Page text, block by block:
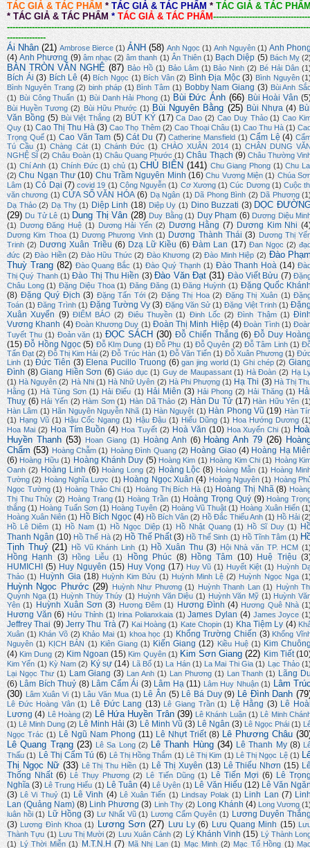
TÁC GIẢ & TÁC PHẨM * TÁC GIẢ & TÁC PHẨM * TÁC GIẢ & TÁC
* TÁC GIẢ & TÁC PHẨM * TÁC GIẢ & TÁC PHẨM-----------------------------------
--------------
Ái Nhân (21) Ambrose Bierce (1) ẢNH (58) Anh Ngọc (1) Anh Nguyên (1) Anh
(4) Anh Phương (9) âm nhạc (2) âm thanh (1) Ân Thiên (1) Bạch Diệp (5) Bách Mỵ
BÀN TRÒN VĂN NGHỆ (87) Bảo Hồ (1) Bảo Lâm (1) Bảo Ninh (2) Bé Hải Dân
Bích Ái (3) Bích Lê (4) Bích Ngọc (1) Bích Vân (2) Bình Địa Mộc (3) Bình Nguyên
Bình Nguyên Trang (2) binh pháp (1) Bình Tâm (1) Bobby Nam Giang (3) Bùi Anh
(1) Bùi Công Thuấn (1) Bùi Danh Hải Phong (1) Bùi Đức Ánh (66) Bùi Hoài Vân
Bùi Huyền Tương (2) Bùi Hữu Phước (1) Bùi Nguyên Bằng (25) Bùi Nhựa (4)
Văn Bồng (5) Bùi Việt Thắng (2) BÚT KÝ (17) Ca Dao (2) Cao Duy Thảo (1) Cao
Quy (1) Cao Thị Thu Hà (3) Cao Thọ Thêm (2) Cao Thoại Châu (1) Cao Thu Hà (1)
Trọng Quế (1) Cao Văn Tam (5) Cát Du (7) Catherine Mansfield (1) Cẩm Lệ (4)
Tú Cầu (1) Chàng Cát (1) Chánh Đức (1) CHÀO XUÂN 2014 (1) CHÂN DUNG
NGHỆ SĨ (2) Châu Đoàn (1) Châu Quang Phước (1) Châu Thạch (9) Châu Thường
(1) Chí Anh (1) Chính Đức (1) chủ (1) CHỦ BIÊN (141) Chu Giang Phong (1) Chu
(2) Chu Ngạn Thư (10) Chu Trầm Nguyên Minh (16) Chu Vương Miện (1) Chúa
Lâm (1) Cỏ Dại (7) covid 19 (1) Công Nguyễn (1) Cơ Xương (1) Cúc Dương (1) Cuộc
văn chương (1) CỬA SỔ VĂN HÓA (6) Dạ Ngân (1) Dã Phong Bình (2) Dã Phương
Dạ Thảo (2) Dạ Thy (1) Diệp Linh (18) Diệp Uy (1) Dino Buzzati (3) DỌC
(29) Du Tử Lê (1) Dung Thị Vân (28) Duy Bằng (1) Duy Phạm (6) Dương Diệu
(1)
Dương Đăng Huệ (1) Dương Hải Yến (2) Dương Hằng (7) Dương Kim Nhi
Dương Kim Thoa (1) Dương Phương Vinh (1) Dương Thành Thái (3) Dương Thị
Trinh (2) Dương Xuân Triều (6) Dzạ Lữ Kiều (6) Đàm Lan (17) Đan Ngọc (2)
đức (2) Đào Hiền (2) Đào Hữu Thức (2) Đào Khương (2) Đào Minh Hiệp (2) Đào
Thuỳ Trang (82) Đào Quang Bắc (1) Đào Quý Thạnh (1) Đào Thanh Hoà (14)
Thị Quý Thanh (1) Đào Thị Thu Hiền (3) Đào Văn Đạt (31) Đào Viết Bửu (7)
Châu Long (1) Đặng Diệu Thoa (1) Đăng Đăng (1) Đăng Huỳnh (1) Đặng Quốc
(8) Đặng Quý Địch (3) Đặng Tấn Tới (2) Đặng Thị Hoa (2) Đặng Thị Xuân (1)
Toán (1) Đăng Trình (1) Đặng Tường Vy (3) Đặng Văn Sử (1) Đặng Việt Trinh (1)
Xuân Xuyến (9) ĐIỂM BÁO (2) Điêu Thuyền (1) Đinh Lốc (2) Đình Thậm (1)
Vương Khanh (4) Đoàn Khương Duy (1) Đoàn Thị Minh Hiệp (4) Đoàn Tình (1)
Tuyết Thu (1) Đoản văn (1) ĐỌC SÁCH (30) Đỗ Chiến Thắng (6) Đỗ Duy
(15) Đỗ Hồng Ngọc (5) Đỗ KIm Dung (1) Đỗ Phu (1) Đỗ Quyên (2) Đỗ Tâm Linh (1)
Tấn Đạt (2) Đỗ Thị Kim Hải (2) Đỗ Trúc Hàn (1) Đỗ Văn Tiến (1) Đỗ Xuân Phương (1)
Linh (1) Đức Tiên (3) Elena Pucillo Truong (6) gan jing world (1) Ghi chép (2)
Đình (8) Giang Hiền Sơn (6) Giáo dục (1) Guy de Maupassant (1) Hà Đoàn (2) Hạ
(1) Hà Nguyên (2) Hà Nhi (1) Hà Nhữ Uyên (2) Hà Phi Phượng (1) Hạ Thi (3) Hà Thị
Hằng (1) Hà Tùng Sơn (1) Hải Điểu (1) Hải Miên (3) Hải Phong (2) Hải Thăng (1)
Thuỵ (6) Hải Yến (2) Hàm Sơn (1) Hàn Dã Thảo (2) Hàn Du Tử (17) Hàn Hữu Yên
Hàn Lâm (1) Hãn Nguyên Nguyễn Nhã (1) Hàn Nguyệt (1) Hàn Phong Vũ (19) Hàn
(1) Hạng Vũ (1) Hậu Cốc Ngang (1) Hậu Đậu (1) Hiếu Dũng (1) Hoa Hướng Dương
Hoa Mai (2) Hoa Tím Buồn (4) Hoa Tuyết (2) Hoà Văn (10) Hoa Xuyến Chi (1)
Huyền Thanh (53) Hoan Giang (1) Hoàng Anh (6) Hoàng Anh 79 (26)
Chẩm (53) Hoàng Chẫm (1) Hoàng Đình Quang (2) Hoàng Giao (4) Hoàng Hạ
(6) Hoàng Hữu (1) Hoàng Khánh Duy (5) Hoàng Kim (1) Hoàng Kim Chi (1) Hoàng
Oanh (2) Hoàng Linh (6) Hoàng Long (2) Hoàng Lộc (8) Hoàng Mẫn (1) Hoàng
Tường (2) Hoàng Nghĩa Lược (1) Hoàng Ngọc Xuân (4) Hoàng Nguyên (1) Hoàng
Ngọc Tường (1) Hoàng Thảo Chi (1) Hoàng Thị Bích Hà (1) Hoàng Thị Nhã (8)
Thị Thu Thủy (2) Hoàng Trang (1) Hoàng Trần (1) Hoàng Trọng Quý (9) Hoàng
thắng (1) Hoàng Tuấn Sơn (1) Hoàng Tuyên (2) Hoàng Vũ Thuật (1) Hoàng Xuân Hiến
Hoàng Xuân Niên (1) Hồ Bích Ngọc (4) Hồ Bích Vân (2) Hồ Đắc Thiếu Anh (1) Hồ Hải
Hồ Lê Diêm (1) Hồ Nam (1) Hồ Ngọc Diệp (1) Hồ Nhật Quang (1) Hồ Sĩ Duy (1)
Thanh Ngân (10) Hồ Thế Hà (2) Hồ Thế Phất (3) Hồ Thế Sinh (1) Hồ Tĩnh Tâm (1)
Tịnh Thuỷ (21) Hồ Vũ Khánh Linh (1) Hồ Xuân Thu (3) Hội Nhà văn TP. HCM
Hồng Hạnh (3) Hồng Liễu (1) Hồng Phúc (8) Hồng Tâm (10) Huệ Triệu
HUMICHI
(5) Huy Nguyên (15) Huy Vọng (17) Huy Vũ (1) Huyết Kiệt (1) Huỳnh
Thảo (1) Huỳnh Gia (18) Huỳnh Kim Bửu (1) Huỳnh Minh Lệ (2) Huỳnh Ngọc Nga
Huỳnh Ngọc Phước (29) Huỳnh Như Phương (1) Huỳnh Thanh Lan (1)
Huỳnh
Quỳnh Nga (1) Huỳnh Thúy Thúy (1) Huỳnh Văn Diệu (1) Huỳnh Văn Mỹ (1) Huỳnh
Yên (1) Huỳnh Xuân Sơn (3) Hương Đêm (1) Hương Đình (4) Hương Quê Nhà
Hương Văn (6) Hửu Thỉnh (1) Irina Polianxkaia (1) James Dylan (4) James Joyce
Jeffrey Thai (9) Jerry Thu Trà (7) Kai Hoàng (1) Kate Chopin (1) Kha Tiệm Ly (4)
Xuân (1) Khán Võ (2) Khảo Mai (1) khoa học (1) Khổng Trường Chiến (3) Khổng
Nguyên (1) KỊCH BẢN (1) Kiên Giang (1) Kiến Giang (12) Kiều Huệ (1) Kim
(4) Kim Dung (2) Kim Ngoan (15) Kim Quyên (1) Kim Sơn Giang (22) Kim Tiết
Kim Yến (1) Kỳ Nam (2) Ký sự (14) Lã Bố (1) La Hán (1) La Mai Thi Gia (1) Lạc Thảo
Lại Ngọc Thư (1) Lam Giang (3) Lan Anh (1) Lan Phương (1) Lan Thanh (1) Lãng
(6) Lâm Bích Thuỷ (8) Lâm Cẩm Ái (3) Lâm Hạ (11) Lâm Huy Nhuận (1) Lâm
(30) Lâm Xuân Vi (1) Lâu Văn Mua (1) Lê Ân (5) Lê Bá Duy (9) Lê Đình Danh
Lê Đức Hoàng Vân (1) Lê Đức Lang (13) Lê Giang Trần (1) Lệ Hằng (3) Lê
Lương (4) Lê Hoàng (2) Lê Hứa Huyền Trân (39) Lê Khánh Luận (1) Lê Minh
(1) Lê Minh Dung (2) Lê Minh Hải (3) Lê Minh Vũ (3) Lê Ngân (3) Lê Ngọc Phái (1)
Ngọc Trác (1) Lê Ngũ Nam Phong (11) Lê Nhựt Triết (8) Lê Phương Châu
Lê Quang Trạng (23) Lê Sa Long (2) Lê Thanh Hùng (34) Lê Thanh My (8)
Thấu (1) Lê Thị Cẩm Tú (6) Lê Thị Hồng Thắm (1) Lê Thị Kim (1) Lê Thị Ngọc Lệ (1)
Thị Ngọc Nữ (33) Lê Thị Thu Hiền (1) Lê Thị Xuyên (13) Lê Thiếu Nhơn (15)
Thống Nhất (6) Lê Thụy Phương (2) Lê Tiến Dũng (1) Lê Tiến Mợi (6) Lê
Nghĩa (3) Lê Trung Hiếu (1) Lê Tuân (4) Lê Uyên (1) Lê Văn Hiếu (12) Lê Văn
(3) Lê Vi Thuỷ (1) Lê Vinh (4) Lê Xuân Tiến (1) Lindsay Polak (1) Linh Lan (7)
Lan (Quảng Nam) (8) Linh Phương (3) Linh Thy (2) Long Khánh (4) Long Vương
luân hồi (1) Lữ Hồng (3) Lư Nhất Vũ (1) Lương Cẩm Quyên (1) Lương Duyên
(3) Lương Đình Khoa (1) Lương Sơn (27) Lưu Ly (6) Lưu Quang Minh (15)
Thành Tựu (1) Lưu Thị Mười (2) Lưu Xuân Cảnh (2) Lý Khánh Vinh (15) Lý Thành
(1)
Lý Thời Miễn (1) M.T.N.H (7) Mã Nhị Lan (1) Mạc Minh (2) Mạc Tố Hồng (1)